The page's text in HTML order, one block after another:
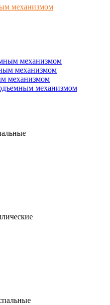
механизмом
механизмом
механизмом
механизмом
механизмом